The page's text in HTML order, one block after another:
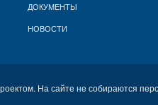
ДОКУМЕНТЫ
НОВОСТИ
На сайте не собираются